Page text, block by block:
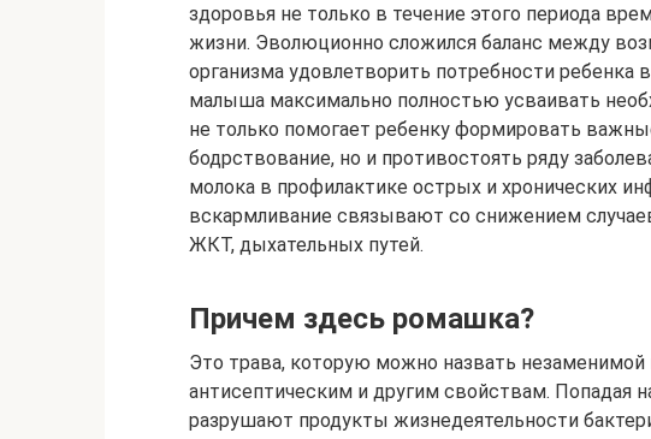
здоровья не только в течение этого периода
жизни. Эволюционно сложился баланс между
организма удовлетворить потребности ребенка
малыша максимально полностью усваивать
не только помогает ребенку формировать
бодрствование, но и противостоять ряду
молока в профилактике острых и хронических
вскармливание связывают со снижением
ЖКТ, дыхательных путей.
Причем здесь ромашка?
Это трава, которую можно назвать незаменимой
антисептическим и другим свойствам. Попадая
разрушают продукты жизнедеятельности